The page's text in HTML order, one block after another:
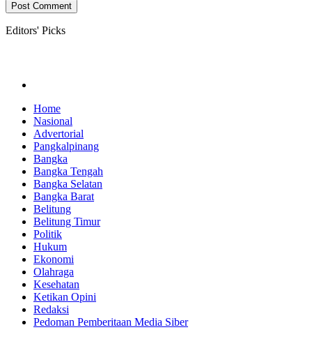
Editors' Picks
Home
Nasional
Advertorial
Pangkalpinang
Bangka
Bangka Tengah
Bangka Selatan
Bangka Barat
Belitung
Belitung Timur
Politik
Hukum
Ekonomi
Olahraga
Kesehatan
Ketikan Opini
Redaksi
Pedoman Pemberitaan Media Siber